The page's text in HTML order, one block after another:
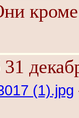
кроме
(1).jpg